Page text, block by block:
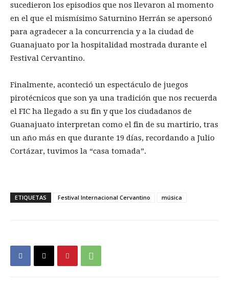
sucedieron los episodios que nos llevaron al momento
en el que el mismísimo Saturnino Herrán se apersonó
para agradecer a la concurrencia y a la ciudad de
Guanajuato por la hospitalidad mostrada durante el
Festival Cervantino.
Finalmente, aconteció un espectáculo de juegos
pirotécnicos que son ya una tradición que nos recuerda
el FIC ha llegado a su fin y que los ciudadanos de
Guanajuato interpretan como el fin de su martirio, tras
un año más en que durante 19 días, recordando a Julio
Cortázar, tuvimos la “casa tomada”.
ETIQUETAS Festival Internacional Cervantino música